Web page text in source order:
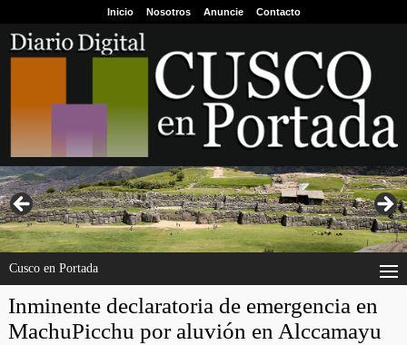
Inicio Nosotros Anuncie Contacto
Cusco en Portada
Inminente declaratoria de emergencia en
MachuPicchu por aluvión en Alccamayu